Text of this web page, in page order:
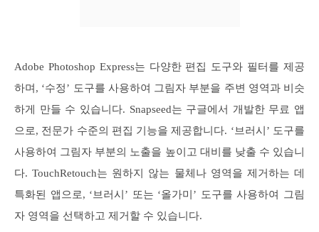
Adobe Photoshop Express는 다양한 편집 도구와 필터를 제공
하며, ‘수정’ 도구를 사용하여 그림자 부분을 주변 영역과 비슷
하게 만들 수 있습니다. Snapseed는 구글에서 개발한 무료 앱
으로, 전문가 수준의 편집 기능을 제공합니다. ‘브러시’ 도구를
사용하여 그림자 부분의 노출을 높이고 대비를 낮출 수 있습니
다. TouchRetouch는 원하지 않는 물체나 영역을 제거하는 데
특화된 앱으로, ‘브러시’ 또는 ‘올가미’ 도구를 사용하여 그림
자 영역을 선택하고 제거할 수 있습니다.